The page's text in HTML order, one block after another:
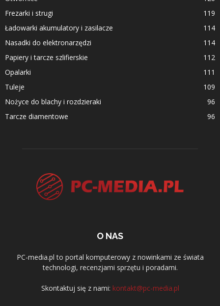
Frezarki i strugi
119
Ładowarki akumulatory i zasilacze
114
Nasadki do elektronarzędzi
114
Papiery i tarcze szlifierskie
112
Opalarki
111
Tuleje
109
Nożyce do blachy i rozdzieraki
96
Tarcze diamentowe
96
O NAS
PC-media.pl to portal komputerowy z nowinkami ze świata
technologi, recenzjami sprzętu i poradami.
Skontaktuj się z nami: kontakt@pc-media.pl